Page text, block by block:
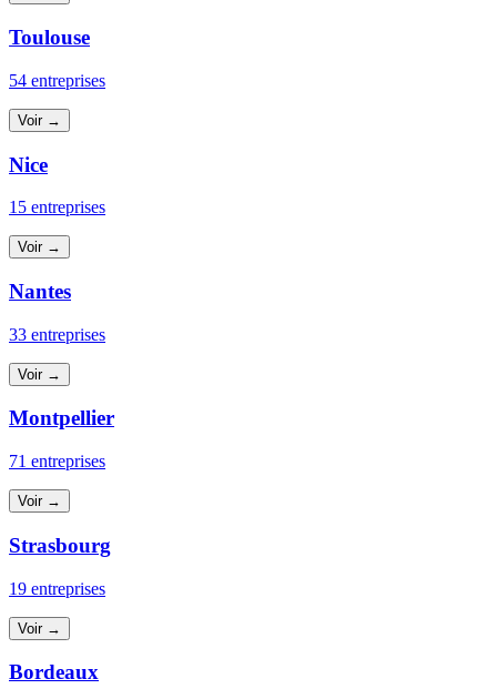
Toulouse
54 entreprises
Voir →
Nice
15 entreprises
Voir →
Nantes
33 entreprises
Voir →
Montpellier
71 entreprises
Voir →
Strasbourg
19 entreprises
Voir →
Bordeaux